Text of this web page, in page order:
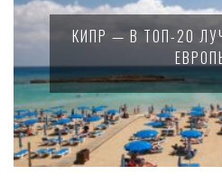
КИПР — В ТОП-20